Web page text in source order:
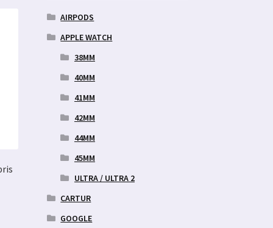
AIRPODS
APPLE WATCH
38MM
40MM
41MM
42MM
44MM
45MM
ULTRA / ULTRA 2
CARTUR
GOOGLE